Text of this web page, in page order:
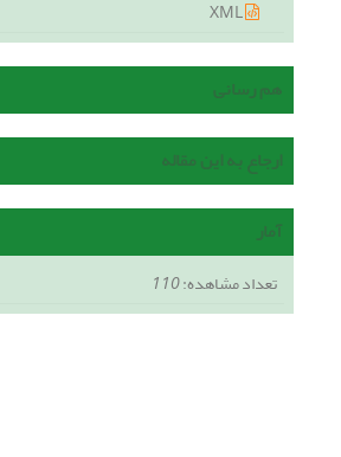
هم رسانی
ارجاع به این مقاله
آمار
تعداد مشاهده:110